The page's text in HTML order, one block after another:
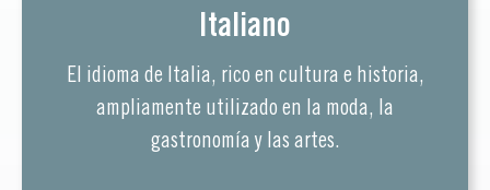
Italiano
El idioma de Italia, rico en cultura e historia,
ampliamente utilizado en la moda, la
gastronomía y las artes.